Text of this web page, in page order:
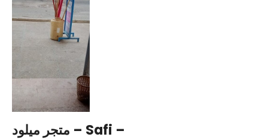
متجر ميلود – Safi –